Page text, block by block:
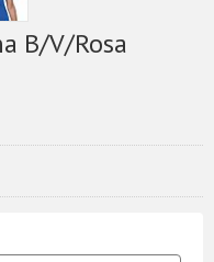
B/V/Rosa